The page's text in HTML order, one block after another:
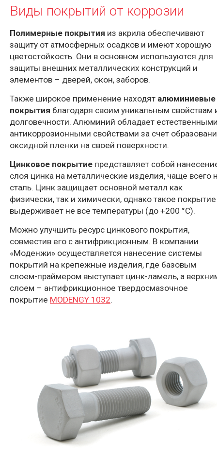
Виды покрытий от коррозии
Полимерные покрытия из акрила обеспечивают
защиту от атмосферных осадков и имеют хорошую
цветостойкость. Они в основном используются для
защиты внешних металлических конструкций и
элементов – дверей, окон, заборов.
Также широкое применение находят алюминиевые
покрытия благодаря своим уникальным свойствам
долговечности. Алюминий обладает
антикоррозионными свойствами за счет
оксидной пленки на своей поверхности.
Цинковое покрытие представляет собой
слоя цинка на металлические изделия, чаще всего
сталь. Цинк защищает основной металл как
физически, так и химически, однако такое покрытие
выдерживает не все температуры (до +200 °С).
Можно улучшить ресурс цинкового покрытия,
совместив его с антифрикционным. В компании
«Моденжи» осуществляется нанесение системы
покрытий на крепежные изделия, где базовым
слоем-праймером выступает цинк-ламель, а
слоем – антифрикционное твердосмазочное
покрытие MODENGY 1032.